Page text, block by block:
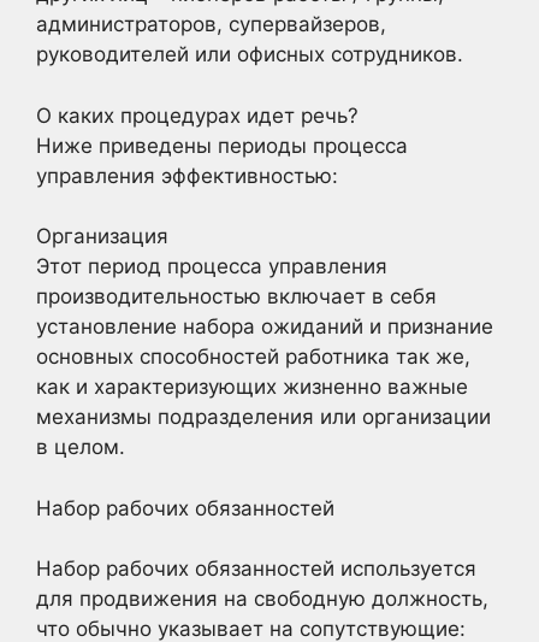
администраторов, супервайзеров,
руководителей или офисных сотрудников.
О каких процедурах идет речь?
Ниже приведены периоды процесса
управления эффективностью:
Организация
Этот период процесса управления
производительностью включает в себя
установление набора ожиданий и признание
основных способностей работника так же,
как и характеризующих жизненно важные
механизмы подразделения или организации
в целом.
Набор рабочих обязанностей
Набор рабочих обязанностей используется
для продвижения на свободную должность,
что обычно указывает на сопутствующие: